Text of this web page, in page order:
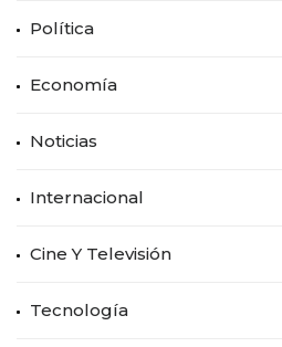
Política
Economía
Noticias
Internacional
Cine Y Televisión
Tecnología